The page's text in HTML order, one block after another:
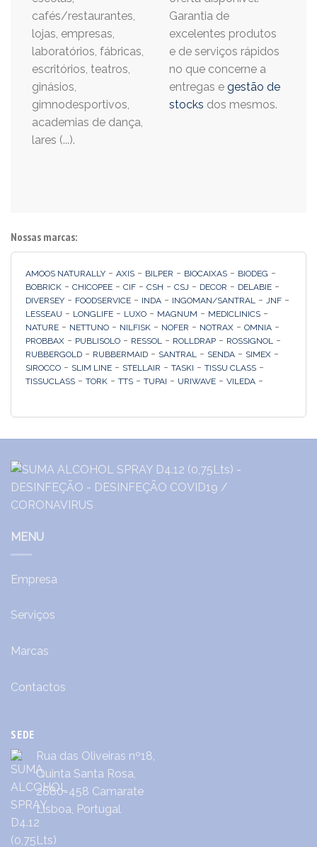
cafés/restaurantes,
lojas, empresas,
laboratórios, fábricas,
escritórios, teatros,
ginásios,
gimnodesportivos,
academias de dança,
lares (...).
Garantia de
excelentes produtos
e de serviços rápidos
no que concerne a
entregas e gestão de
stocks dos mesmos.
Nossas marcas:
AMOOS NATURALLY - AXIS - BILPER - BIOCAIXAS - BIODEG -
BOBRICK - CHICOPEE - CIF - CSH - CSJ - DECOR - DELABIE -
DIVERSEY - FOODSERVICE - INDA - INGOMAN/SANTRAL - JNF -
LESSEAU - LONGLIFE - LUXO - MAGNUM - MEDICLINICS -
NATURE - NETTUNO - NILFISK - NOFER - NOTRAX - OMNIA -
PROBBAX - PUBLISOLO - RESSOL - ROLLDRAP - ROSSIGNOL -
RUBBERGOLD - RUBBERMAID - SANTRAL - SENDA - SIMEX -
SIROCCO - SLIM LINE - STELLAIR - TASKI - TISSU CLASS -
TISSUCLASS - TORK - TTS - TUPAI - URIWAVE - VILEDA -
MENU
Empresa
Serviços
Marcas
Contactos
SEDE
Rua das Oliveiras nº18,
Quinta Santa Rosa,
2680-458 Camarate
Lisboa, Portugal